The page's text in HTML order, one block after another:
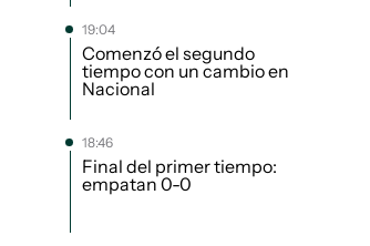
19:04
Comenzó el segundo
tiempo con un cambio en
Nacional
18:46
Final del primer tiempo:
empatan 0-0